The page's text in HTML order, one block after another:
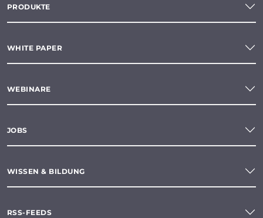
PRODUKTE
WHITE PAPER
WEBINARE
JOBS
WISSEN & BILDUNG
RSS-FEEDS